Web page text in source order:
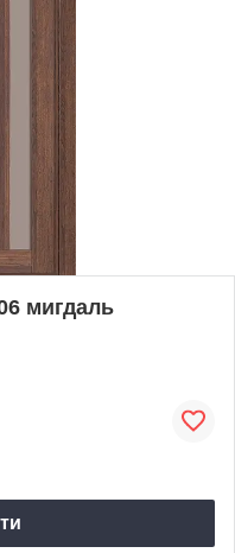
мигдаль